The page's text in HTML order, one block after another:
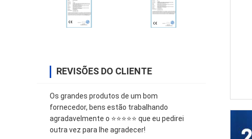
REVISÕES DO CLIENTE
Os grandes produtos de um bom
fornecedor, bens estão trabalhando
agradavelmente o ⭐⭐⭐⭐⭐ que eu pedirei
outra vez para lhe agradecer!